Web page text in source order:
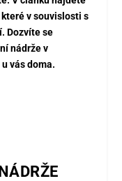
v souvislosti s
Dozvíte se
nádrže v
vás doma.